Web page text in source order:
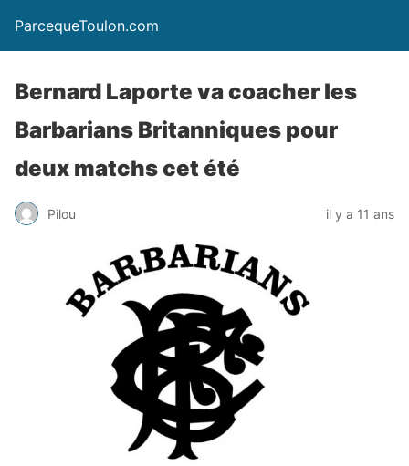
ParcequeToulon.com
Bernard Laporte va coacher les
Barbarians Britanniques pour
deux matchs cet été
Pilou il y a 11 ans